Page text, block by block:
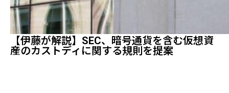
【伊藤が解説】SEC、暗号通貨を含む仮想資
産のカストディに関する規則を提案